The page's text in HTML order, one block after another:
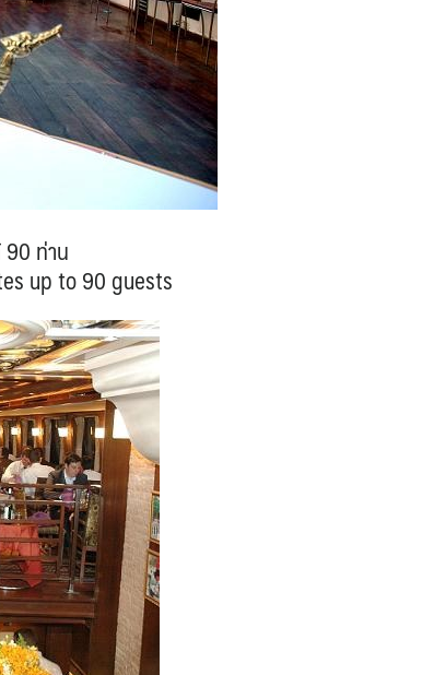
90 ท่าน
up to 90 guests